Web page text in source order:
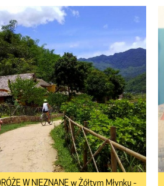
W NIEZNANE w Żółtym Młynku -